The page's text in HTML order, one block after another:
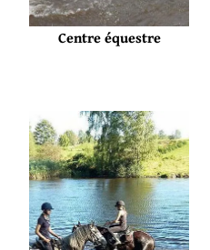
Centre équestre